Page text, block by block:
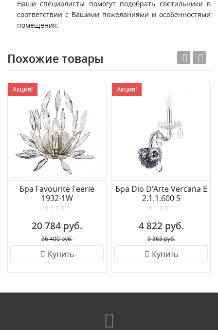
Наши специалисты помогут подобрать светильники в
соответствии с Вашими пожеланиями и особенностями
помещения.
Похожие товары
Акция!
Бра Favourite Feerie
1932-1W
20 784 руб.
36 400 руб.
Купить
Акция!
Бра Dio D'Arte Vercana E
2.1.1.600 S
4 822 руб.
9 363 руб.
Купить